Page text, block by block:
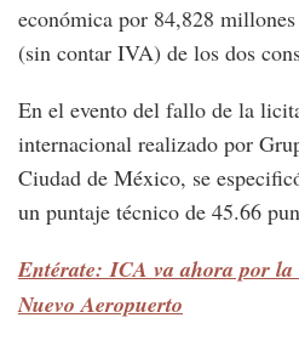
económica por 84,828
(sin contar IVA) de los dos
En el evento del fallo de la
internacional realizado por
Ciudad de México, se
un puntaje técnico de 45.66
Entérate: ICA va ahora por
Nuevo Aeropuerto